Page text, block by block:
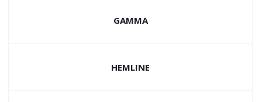
GAMMA
HEMLINE